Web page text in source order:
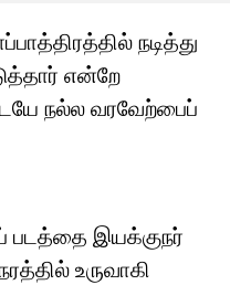
நடித்து
என்றே
நல்ல வரவேற்பைப்
படத்தை இயக்குநர்
உருவாகி